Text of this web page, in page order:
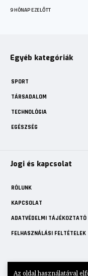
Az oldal használatával
9 HÓNAP EZELŐTT
Egyéb kategóriák
SPORT
TÁRSADALOM
TECHNOLÓGIA
EGÉSZSÉG
Jogi és kapcsolat
RÓLUNK
KAPCSOLAT
ADATVÉDELMI TÁJÉKOZTATÓ
FELHASZNÁLÁSI FELTÉTELEK